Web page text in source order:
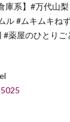
庫系】#万代山
ル #ムキムキね
#薬屋のひとり